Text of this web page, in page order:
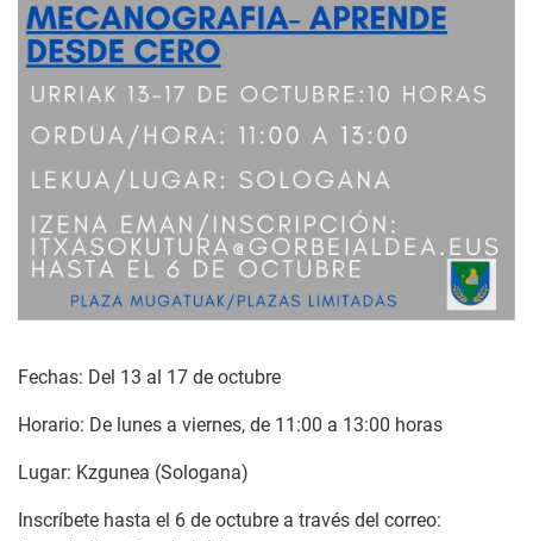
Fechas: Del 13 al 17 de octubre
Horario: De lunes a viernes, de 11:00 a 13:00 horas
Lugar: Kzgunea (Sologana)
Inscríbete hasta el 6 de octubre a través del correo: